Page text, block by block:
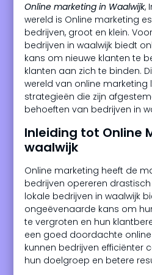
Online marketing in Waalwijk,
wereld is Online marketing
bedrijven, groot en klein.
bedrijven in waalwijk biedt
kans om nieuwe klanten te
klanten aan zich te binden.
wereld van online marketing
strategieën die zijn
behoeften van bedrijven in
Inleiding tot Online
waalwijk
Online marketing heeft de
bedrijven opereren
lokale bedrijven in waalwijk
ongeëvenaarde kans om
te vergroten en hun
een goed doordachte
kunnen bedrijven efficiënter
hun doelgroep en betere